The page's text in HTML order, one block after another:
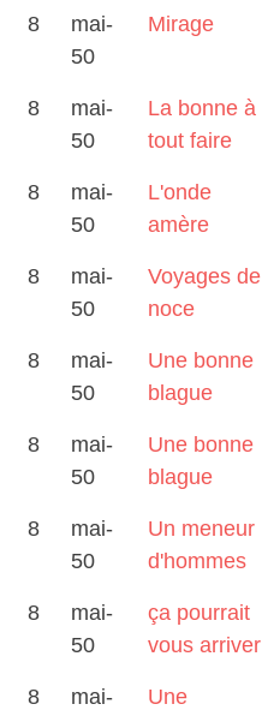
8
mai-
50
Mirage
8
mai-
50
La bonne à
tout faire
8
mai-
50
L'onde
amère
8
mai-
50
Voyages de
noce
8
mai-
50
Une bonne
blague
8
mai-
50
Une bonne
blague
8
mai-
50
Un meneur
d'hommes
8
mai-
50
ça pourrait
vous arriver
8
mai-
Une